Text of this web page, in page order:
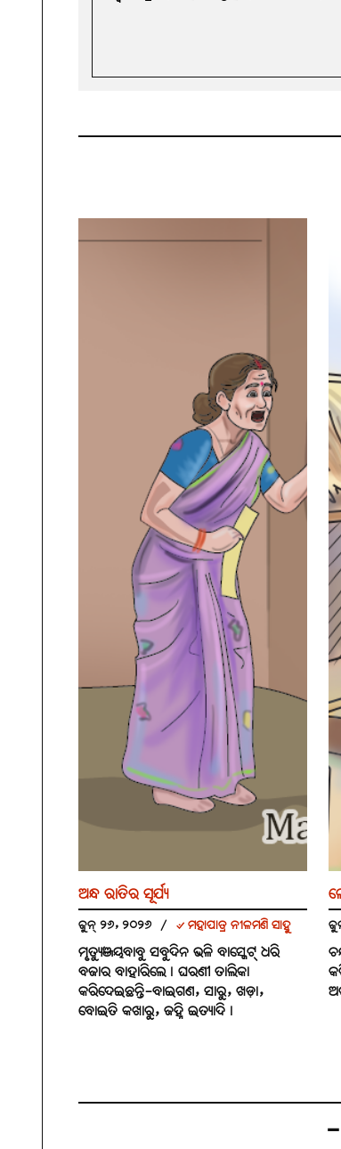
ଅନ୍ଧ ରାତିର ସୂର୍ଯ୍ୟ
ଜୁନ୍ ୨୬, ୨୦୨୬ / ୰ ମହାପାତ୍ର ନୀଳମଣି ସାହୁ
ମୃତ୍ୟୁଞ୍ଜୟବାବୁ ସବୁଦିନ ଭଳି ବାସ୍କେଟ୍ ଧରି
ବଜାର ବାହାରିଲେ। ଘରଣୀ ତାଲିକା
କରିଦେଇଛନ୍ତି-ବାଇଗଣ, ସାରୁ, ଖଡ଼ା,
ବୋଇତି କଖାରୁ, ଜହ୍ନି ଇତ୍ୟାଦି।